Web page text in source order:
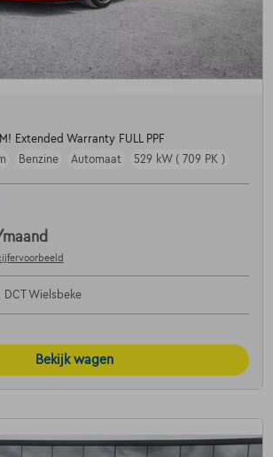
Extended Warranty FULL PPF
Benzine Automaat 529 kW ( 709 PK )
DCT Wielsbeke
Bekijk wagen